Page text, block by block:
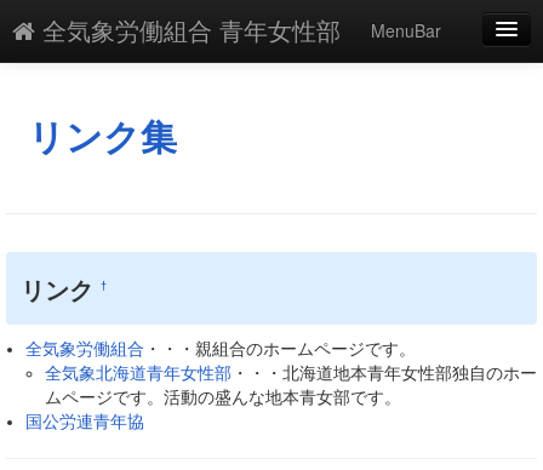
全気象労働組合 青年女性部
MenuBar
添付
一覧
単語検索
リンク集
リンク†
全気象労働組合 ・・・親組合のホームページです。
全気象北海道青年女性部 ・・・北海道地本青年女性部独自のホー
ムページです。活動の盛んな地本青女部です。
国公労連青年協